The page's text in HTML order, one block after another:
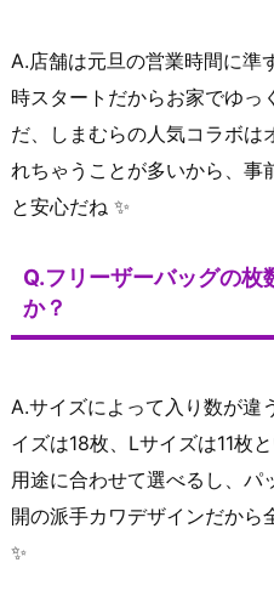
A.店舗は元旦の営業時間に準
時スタートだからお家でゆっ
だ、しまむらの人気コラボは
れちゃうことが多いから、事
と安心だね ✨
Q.フリーザーバッグの枚
か？
A.サイズによって入り数が違
イズは18枚、Lサイズは11枚
用途に合わせて選べるし、パ
開の派手カワデザインだから
✨